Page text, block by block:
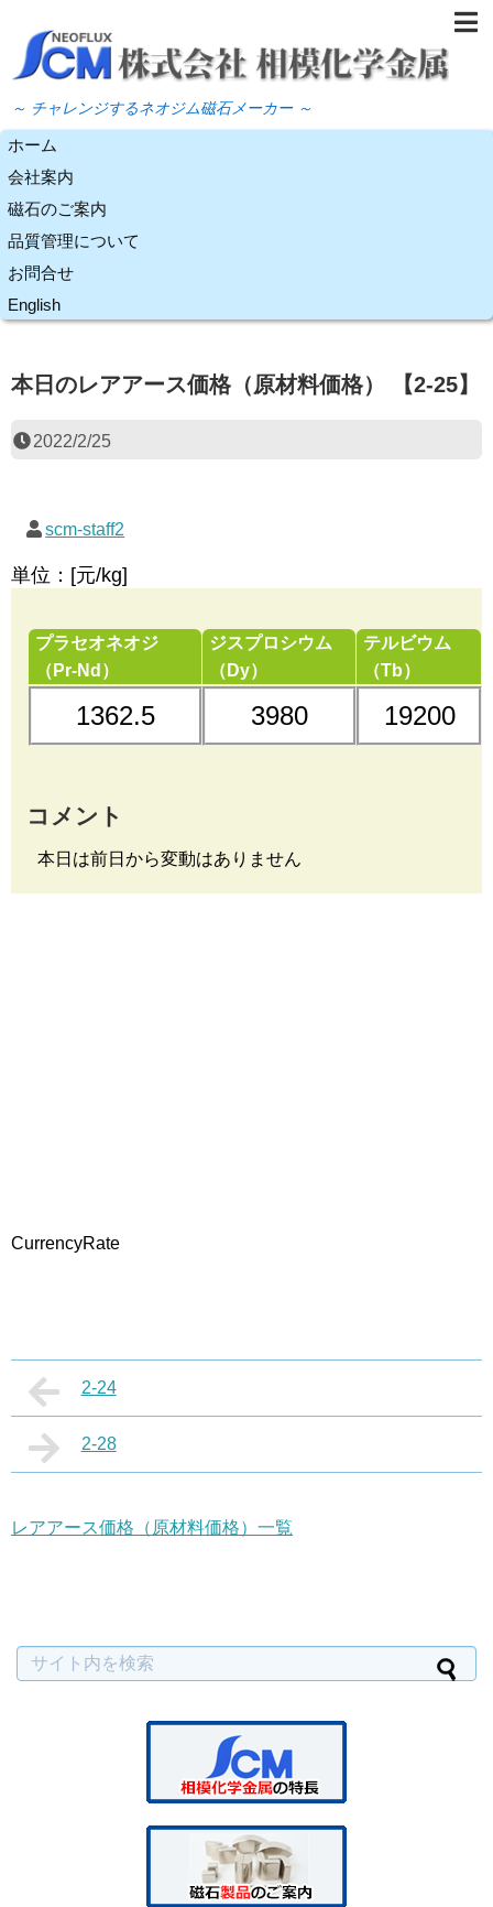
～ チャレンジするネオジム磁石メーカー ～
ホーム
会社案内
磁石のご案内
品質管理について
お問合せ
English
本日のレアアース価格（原材料価格） 【2-25】
2022/2/25
scm-staff2
単位：[元/kg]
プラセオネオジ
（Pr-Nd）
1362.5
ジスプロシウム
（Dy）
3980
テルビウム
（Tb）
19200
コメント
本日は前日から変動はありません
CurrencyRate
2-24
2-28
レアアース価格（原材料価格）一覧